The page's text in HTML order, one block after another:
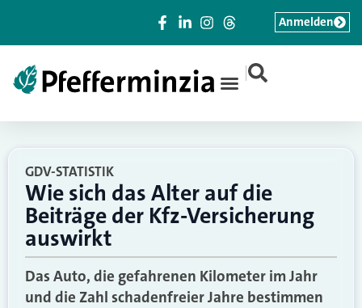
|
Anmelden
GDV-STATISTIK
Wie sich das Alter auf die
Beiträge der Kfz-Versicherung
auswirkt
Das Auto, die gefahrenen Kilometer im Jahr
und die Zahl schadenfreier Jahre bestimmen